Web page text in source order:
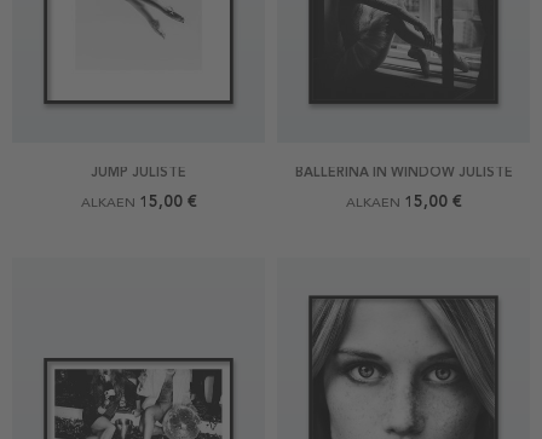
JUMP JULISTE
ALKAEN 15,00 €
BALLERINA IN WINDOW JULISTE
ALKAEN 15,00 €